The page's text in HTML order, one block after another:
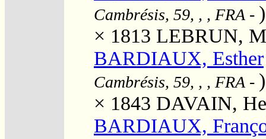
Cambrésis, 59, , , FRA - )
× 1813 LEBRUN,
BARDIAUX, Esther
Cambrésis, 59, , , FRA - )
× 1843 DAVAIN,
BARDIAUX,